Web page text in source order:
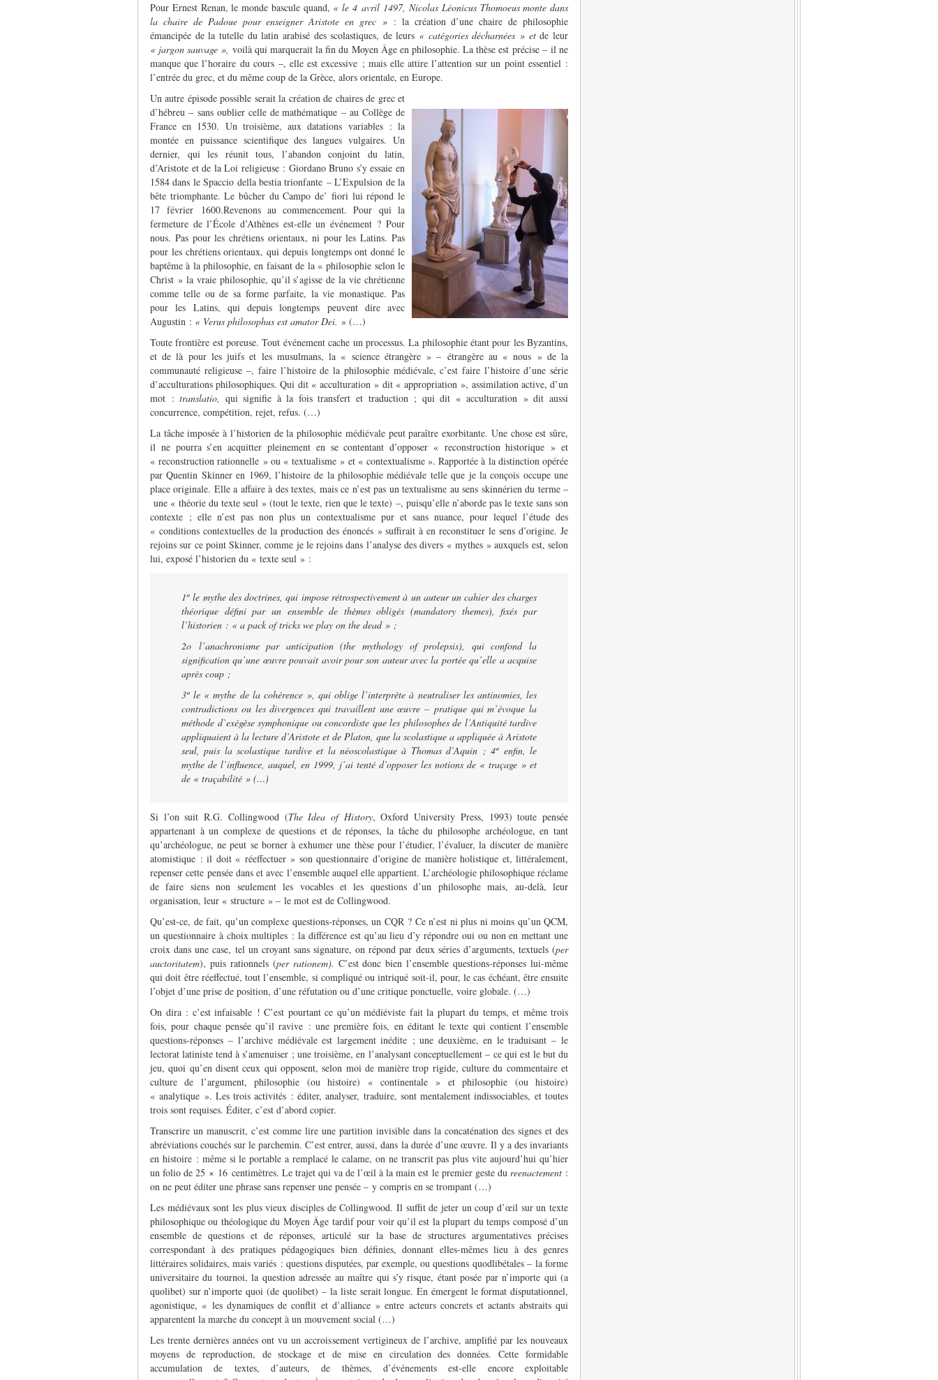
Pour Ernest Renan, le monde bascule quand, « le 4 avril 1497, Nicolas Léonicus Thomoeus monte dans
la chaire de Padoue pour enseigner Aristote en grec » : la création d’une chaire de philo­sophie
émancipée de la tutelle du latin arabisé des scolastiques, de leurs « catégories décharnées » etde leur
« jargon sauvage », voilà qui marquerait la fin du Moyen Âge en philosophie. La thèse est précise – il ne
manque que l’horaire du cours –, elle est excessive ; mais elle attire l’attention sur un point essentiel :
l’entrée du grec, et du même coup de la Grèce, alors orientale, en Europe.
Un autre épisode possible serait la création de chaires de grec et
d’hébreu – sans oublier celle de mathématique – au Collège de
France en 1530. Un troisième, aux datations variables : la
montée en puissance scientifique des langues vulgaires. Un
dernier, qui les réunit tous, l’abandon conjoint du latin,
d’Aristote et de la Loi religieuse : Giordano Bruno s’y essaie en
1584 dans le Spaccio della bestia trionfante – L’Expulsion de la
bête triomphante. Le bûcher du Campo de’ fiori lui répond le
17 février 1600.Revenons au commencement. Pour qui la
fermeture de l’École d’Athènes est-elle un événement ? Pour
nous. Pas pour les chrétiens orientaux, ni pour les Latins. Pas
pour les chrétiens orientaux, qui depuis longtemps ont donné le
baptême à la philo­sophie, en faisant de la « philosophie selon le
Christ » la vraie philosophie, qu’il s’agisse de la vie chrétienne
comme telle ou de sa forme parfaite, la vie monastique. Pas
pour les Latins, qui depuis longtemps peuvent dire avec
Augustin : « Verus philosophus est amator Dei. » (…)
Toute frontière est poreuse. Tout événement cache un processus. La philosophie étant pour les Byzantins,
et de là pour les juifs et les musulmans, la « science étrangère » – étrangère au « nous » de la
communauté religieuse –, faire l’histoire de la philosophie médiévale, c’est faire l’histoire d’une série
d’acculturations philosophiques. Qui dit « acculturation » dit « appropriation », assimilation active, d’un
mot : translatio, qui signifie à la fois transfert et traduction ; qui dit « acculturation » dit aussi
concurrence, compétition, rejet, refus. (…)
La tâche imposée à l’historien de la philosophie médiévale peut paraître exorbitante. Une chose est sûre,
il ne pourra s’en acquitter pleinement en se contentant d’opposer « reconstruction historique » et
« reconstruction rationnelle » ou « textualisme » et « contextualisme ». Rapportée à la distinction opérée
par Quentin Skinner en 1969, l’histoire de la philosophie médiévale telle que je la conçois occupe une
place originale. Elle a affaire à des textes, mais ce n’est pas un textualisme au sens skinnérien du terme –
une « théorie du texte seul » (tout le texte, rien que le texte) –, puisqu’elle n’aborde pas le texte sans son
contexte ; elle n’est pas non plus un contextualisme pur et sans nuance, pour lequel l’étude des
« conditions contextuelles de la production des énoncés » suffirait à en reconstituer le sens d’origine. Je
rejoins sur ce point Skinner, comme je le rejoins dans l’analyse des divers « mythes » auxquels est, selon
lui, exposé l’historien du « texte seul » :
1º le mythe des doctrines, qui impose rétrospectivement à un auteur un cahier des charges
théorique défini par un ensemble de thèmes obligés (mandatory themes), fixés par
l’historien : « a pack of tricks we play on the dead » ;
2o l’anachronisme par anticipation(the mythology of prolepsis), qui confond la
signification qu’une œuvre pouvait avoir pour son auteur avec la portée qu’elle a acquise
après coup ;
3º le « mythe de la cohérence », qui oblige l’interprète à neutraliser les antinomies, les
contra­dictions ou les divergences qui travaillent une œuvre – pratique qui m’évoque la
méthode d’exégèse symphonique ou concordiste que les philosophes de l’Antiquité tardive
appliquaient à la lecture d’Aristote et de Platon, que la scolastique a appliquée à Aristote
seul, puis la scolastique tardive et la néo­scolastique à Thomas d’Aquin ; 4º enfin, le
mythe de l’influence, auquel, en 1999, j’ai tenté d’opposer les notions de « traçage » et
de « traçabilité » (…)
Si l’on suit R.G. Collingwood (The Idea of History, Oxford University Press, 1993) toute pensée
appartenant à un complexe de questions et de réponses, la tâche du philosophe archéologue, en tant
qu’archéologue, ne peut se borner à exhumer une thèse pour l’étudier, l’évaluer, la discuter de manière
atomistique : il doit « réeffectuer » son questionnaire d’origine de manière holistique et, littéralement,
repenser cette pensée dans et avec l’ensemble auquel elle appartient. L’archéologie philosophique réclame
de faire siens non seulement les vocables et les questions d’un philosophe mais, au-delà, leur
organisation, leur « structure » – le mot est de Collingwood.
Qu’est-ce, de fait, qu’un complexe questions-réponses, un CQR ? Ce n’est ni plus ni moins qu’un QCM,
un questionnaire à choix multiples : la différence est qu’au lieu d’y répondre oui ou non en mettant une
croix dans une case, tel un croyant sans signature, on répond par deux séries d’arguments, textuels (per
auctoritatem), puis rationnels (per rationem). C’est donc bien l’ensemble questions-réponses lui-même
qui doit être réeffectué, tout l’ensemble, si compliqué ou intriqué soit-il, pour, le cas échéant, être ensuite
l’objet d’une prise de position, d’une réfutation ou d’une critique ponctuelle, voire globale. (…)
On dira : c’est infaisable ! C’est pourtant ce qu’un médiéviste fait la plupart du temps, et même trois
fois, pour chaque pensée qu’il ravive : une première fois, en éditant le texte qui contient l’ensemble
questions-réponses – l’archive médiévale est largement inédite ; une deuxième, en le traduisant – le
lectorat latiniste tend à s’amenuiser ; une troisième, en l’analysant conceptuellement – ce qui est le but du
jeu, quoi qu’en disent ceux qui opposent, selon moi de manière trop rigide, culture du commentaire et
culture de l’argument, philosophie (ou histoire) « continentale » et philosophie (ou histoire)
« analytique ». Les trois activités : éditer, analyser, traduire, sont mentalement indissociables, et toutes
trois sont requises. Éditer, c’est d’abord copier.
Transcrire un manuscrit, c’est comme lire une partition invisible dans la concaténation des signes et des
abréviations couchés sur le parchemin. C’est entrer, aussi, dans la durée d’une œuvre. Il y a des invariants
en histoire : même si le portable a remplacé le calame, on ne transcrit pas plus vite aujourd’hui qu’hier
un folio de 25 × 16 centimètres. Le trajet qui va de l’œil à la main est le premier geste dureenactement :
on ne peut éditer une phrase sans repenser une pensée – y compris en se trompant (…)
Les médiévaux sont les plus vieux disciples de Collingwood. Il suffit de jeter un coup d’œil sur un texte
philosophique ou théologique du Moyen Âge tardif pour voir qu’il est la plupart du temps composé d’un
ensemble de questions et de réponses, articulé sur la base de structures argumentatives précises
correspondant à des pratiques pédagogiques bien définies, donnant elles-mêmes lieu à des genres
littéraires solidaires, mais variés : questions disputées, par exemple, ou questions quodlibétales – la forme
universitaire du tournoi, la question adressée au maître qui s’y risque, étant posée par n’importe qui (a
quolibet) sur n’importe quoi (de quolibet) – la liste serait longue. En émergent le format disputationnel,
agonistique, « les dynamiques de conflit et d’alliance » entre acteurs concrets et actants abstraits qui
apparentent la marche du concept à un mouvement social (…)
Les trente dernières années ont vu un accroissement vertigineux de l’archive, amplifié par les nouveaux
moyens de reproduction, de stockage et de mise en circulation des données. Cette formidable
accumulation de textes, d’auteurs, de thèmes, d’événements est-elle encore exploitable